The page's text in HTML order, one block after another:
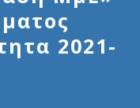
2021-